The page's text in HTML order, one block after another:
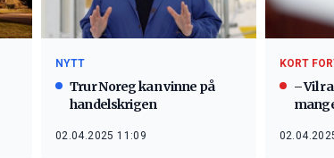
NYTT
Trur Noreg kan vinne på
handelskrigen
02.04.2025 11:09
KORT
– Vil